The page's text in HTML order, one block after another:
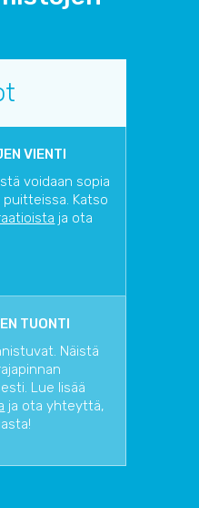
VIENTI
voidaan sopia
Katso
ja ota
TUONTI
Näistä
Lue lisää
ja ota yhteyttä,